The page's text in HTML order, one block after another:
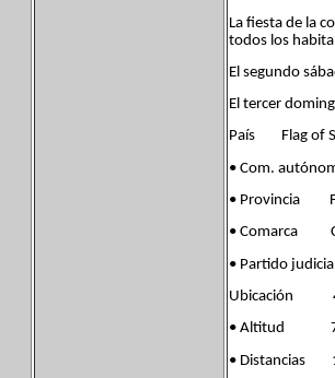
La fiesta de la
todos los
El segundo
El tercer
País Flag of
• Com.
• Provincia
• Comarca
• Partido
Ubicación
• Altitud
• Distancias